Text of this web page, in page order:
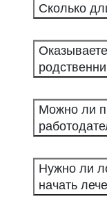
Сколько
Можно ли
Нужно ли
начать